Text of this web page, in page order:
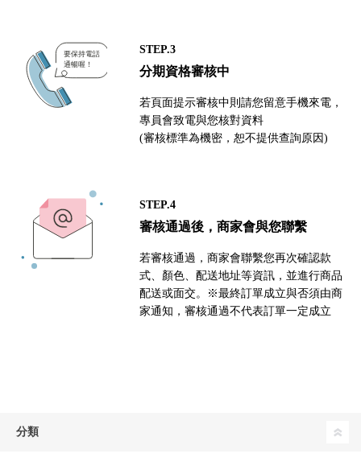
STEP.3
分期資格審核中
若頁面提示審核中則請您留意手機來電，
專員會致電與您核對資料
(審核標準為機密，恕不提供查詢原因)
STEP.4
審核通過後，商家會與您聯繫
若審核通過，商家會聯繫您再次確認款
式、顏色、配送地址等資訊，並進行商品
配送或面交。※最終訂單成立與否須由商
家通知，審核通過不代表訂單一定成立
分類